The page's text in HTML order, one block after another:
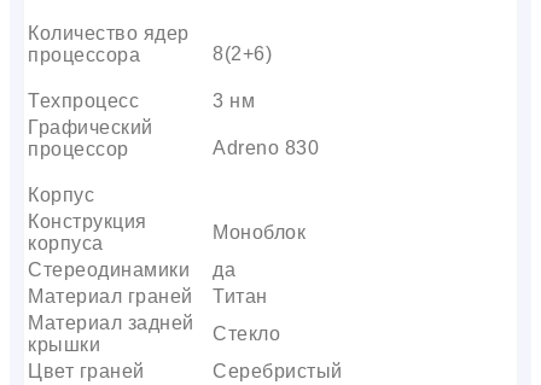
Количество ядер
процессора
8(2+6)
Техпроцесс
3 нм
Графический
процессор
Adreno 830
Корпус
Конструкция
корпуса
Моноблок
Стереодинамики
да
Материал граней
Титан
Материал задней
крышки
Стекло
Цвет граней
Серебристый